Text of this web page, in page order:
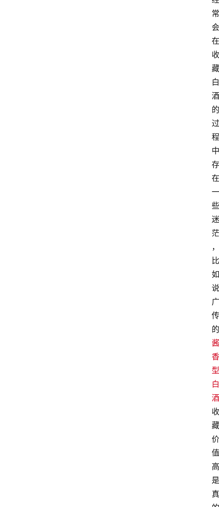
常
会
在
收
藏
白
酒
的
过
程
中
存
在
一
些
迷
茫
，
比
如
说
广
传
的
酱
香
型
白
酒
收
藏
价
值
高
是
真